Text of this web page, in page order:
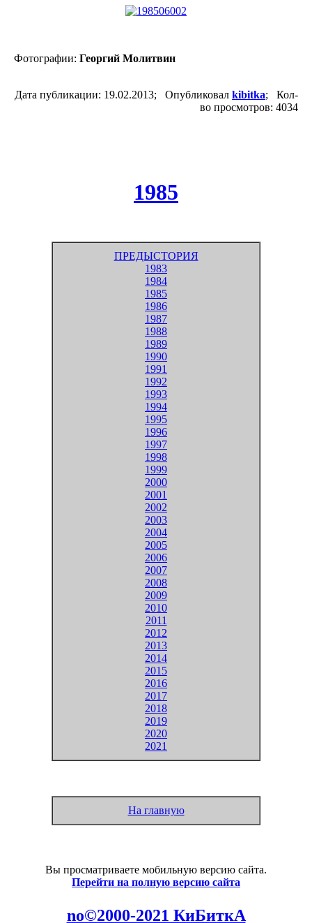
Фотографии: Георгий Молитвин
Дата публикации: 19.02.2013; Опубликовал kibitka; Кол-
во просмотров: 4034
1985
ПРЕДЫСТОРИЯ
1983
1984
1985
1986
1987
1988
1989
1990
1991
1992
1993
1994
1995
1996
1997
1998
1999
2000
2001
2002
2003
2004
2005
2006
2007
2008
2009
2010
2011
2012
2013
2014
2015
2016
2017
2018
2019
2020
2021
На главную
Вы просматриваете мобильную версию сайта.
Перейти на полную версию сайта
no©2000-2021 КиБиткА